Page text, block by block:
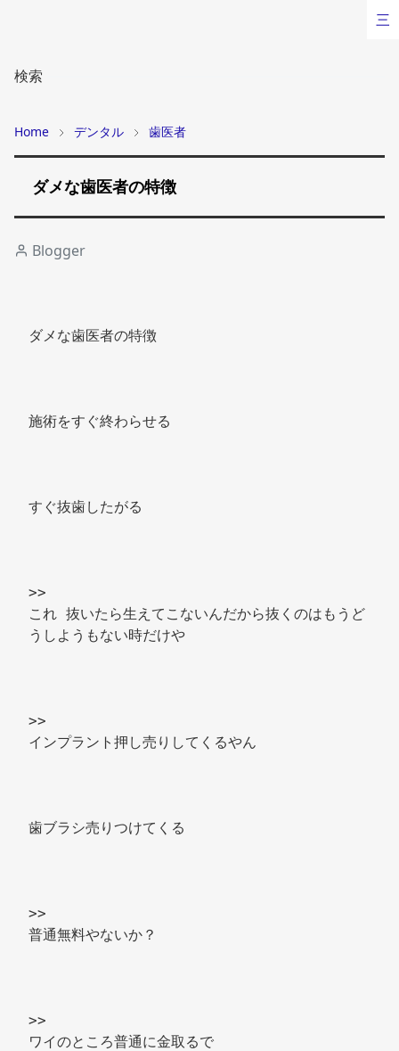
検索
Home デンタル 歯医者
ダメな歯医者の特徴
Blogger
ダメな歯医者の特徴
施術をすぐ終わらせる
すぐ抜歯したがる
>>
これ 抜いたら生えてこないんだから抜くのはもうど
うしようもない時だけや
>>
インプラント押し売りしてくるやん
歯ブラシ売りつけてくる
>>
普通無料やないか？
>>
ワイのところ普通に金取るで
三